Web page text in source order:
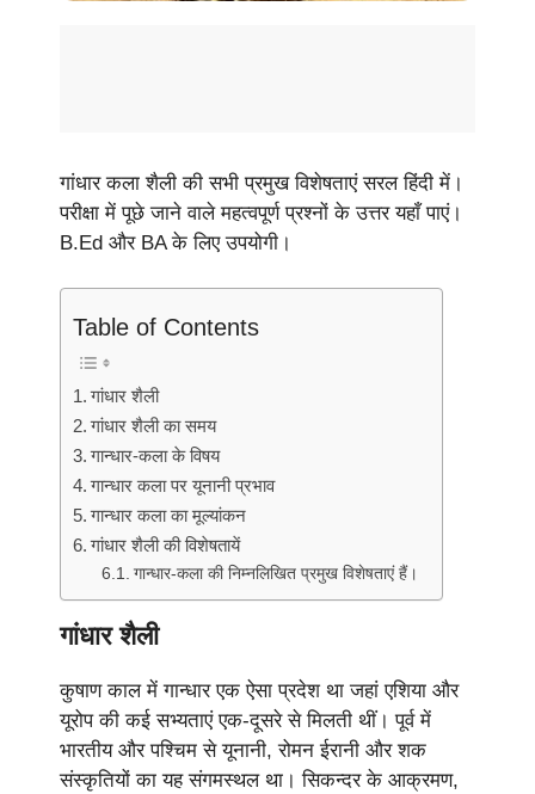
गांधार कला शैली की सभी प्रमुख विशेषताएं सरल हिंदी में।
परीक्षा में पूछे जाने वाले महत्वपूर्ण प्रश्नों के उत्तर यहाँ पाएं।
B.Ed और BA के लिए उपयोगी।
Table of Contents
गांधार शैली
गांधार शैली का समय
गान्धार-कला के विषय
गान्धार कला पर यूनानी प्रभाव
गान्धार कला का मूल्यांकन
गांधार शैली की विशेषतायें
गान्धार-कला की निम्नलिखित प्रमुख विशेषताएं हैं।
गांधार शैली
कुषाण काल में गान्धार एक ऐसा प्रदेश था जहां एशिया और
यूरोप की कई सभ्यताएं एक-दूसरे से मिलती थीं। पूर्व में
भारतीय और पश्चिम से यूनानी, रोमन ईरानी और शक
संस्कृतियों का यह संगमस्थल था। सिकन्दर के आक्रमण,